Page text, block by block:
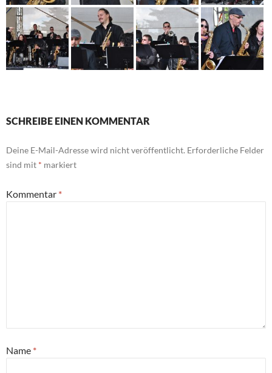
SCHREIBE EINEN KOMMENTAR
Deine E-Mail-Adresse wird nicht veröffentlicht. Erforderliche Felder
sind mit * markiert
Kommentar *
Name *